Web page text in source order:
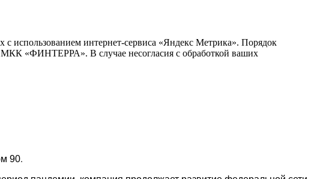
использованием интернет-сервиса «Яндекс Метрика». Порядок
«ФИНТЕРРА». В случае несогласия с обработкой ваших
90.